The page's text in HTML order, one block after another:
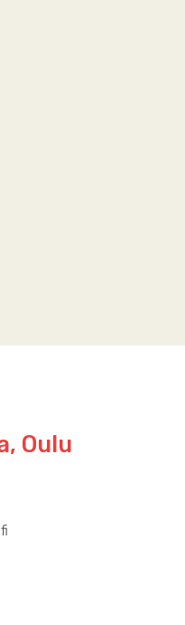
Oulu